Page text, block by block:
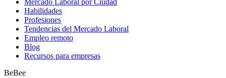
Mercado Laboral por Ciudad
Habilidades
Profesiones
Tendencias del Mercado Laboral
Empleo remoto
Blog
Recursos para empresas
BeBee